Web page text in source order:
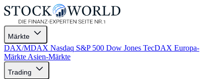
Märkte
DAX/MDAX Nasdaq S&P 500 Dow Jones TecDAX Europa-
Märkte Asien-Märkte
Trading